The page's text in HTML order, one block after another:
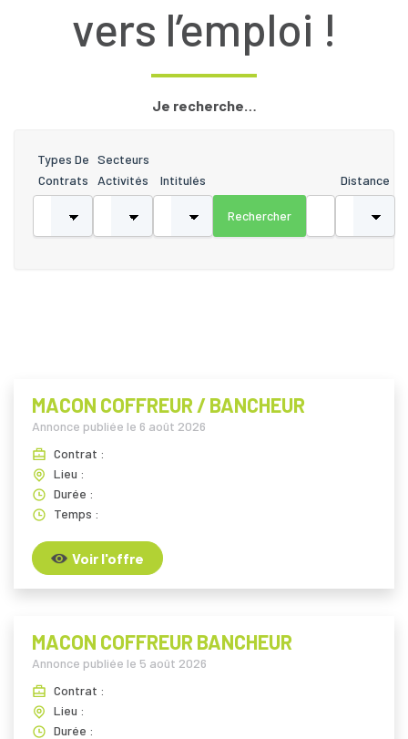
vers l’emploi !
Je recherche…
Distance
Types De
Contrats
Secteurs
Activités
Intitulés
MACON COFFREUR / BANCHEUR
Annonce publiée le 6 août 2026
Contrat :
Lieu :
Durée :
Temps :
Voir l'offre
MACON COFFREUR BANCHEUR
Annonce publiée le 5 août 2026
Contrat :
Lieu :
Durée :